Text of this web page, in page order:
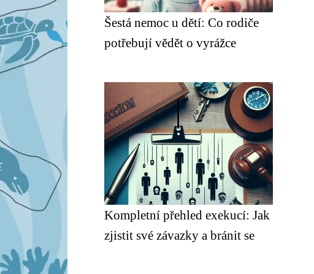
Šestá nemoc u dětí: Co rodiče
potřebují vědět o vyrážce
Kompletní přehled exekucí: Jak
zjistit své závazky a bránit se